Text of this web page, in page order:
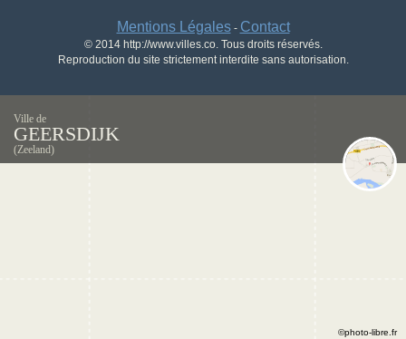
Mentions Légales- Contact
© 2014 http://www.villes.co. Tous droits réservés.
Reproduction du site strictement interdite sans autorisation.
Ville de
GEERSDIJK
(Zeeland)
©photo-libre.fr